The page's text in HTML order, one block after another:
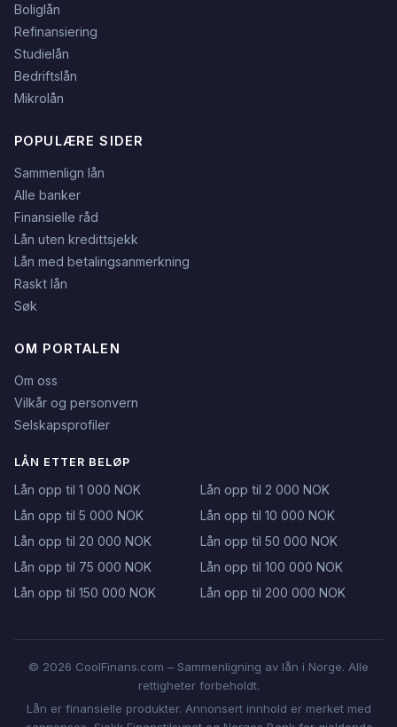
Boliglån
Refinansiering
Studielån
Bedriftslån
Mikrolån
POPULÆRE SIDER
Sammenlign lån
Alle banker
Finansielle råd
Lån uten kredittsjekk
Lån med betalingsanmerkning
Raskt lån
Søk
OM PORTALEN
Om oss
Vilkår og personvern
Selskapsprofiler
LÅN ETTER BELØP
Lån opp til 1 000 NOK
Lån opp til 2 000 NOK
Lån opp til 5 000 NOK
Lån opp til 10 000 NOK
Lån opp til 20 000 NOK
Lån opp til 50 000 NOK
Lån opp til 75 000 NOK
Lån opp til 100 000 NOK
Lån opp til 150 000 NOK
Lån opp til 200 000 NOK
© 2026 CoolFinans.com – Sammenligning av lån i Norge. Alle
rettigheter forbeholdt.
Lån er finansielle produkter. Annonsert innhold er merket med